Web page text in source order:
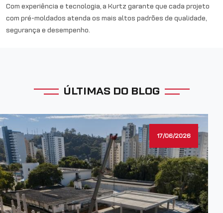
Com experiência e tecnologia, a Kurtz garante que cada projeto
com pré-moldados atenda os mais altos padrões de qualidade,
segurança e desempenho.
ÚLTIMAS DO BLOG
17/06/2026